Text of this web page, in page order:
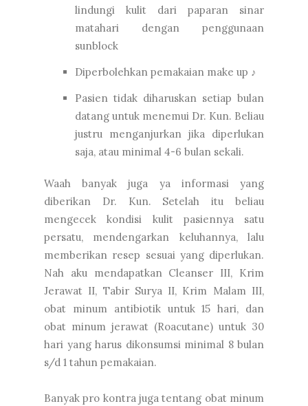
lindungi kulit dari paparan sinar
matahari dengan penggunaan
sunblock
Diperbolehkan pemakaian make up ♪
Pasien tidak diharuskan setiap bulan
datang untuk menemui Dr. Kun. Beliau
justru menganjurkan jika diperlukan
saja, atau minimal 4-6 bulan sekali.
Waah banyak juga ya informasi yang
diberikan Dr. Kun. Setelah itu beliau
mengecek kondisi kulit pasiennya satu
persatu, mendengarkan keluhannya, lalu
memberikan resep sesuai yang diperlukan.
Nah aku mendapatkan Cleanser III, Krim
Jerawat II, Tabir Surya II, Krim Malam III,
obat minum antibiotik untuk 15 hari, dan
obat minum jerawat (Roacutane) untuk 30
hari yang harus dikonsumsi minimal 8 bulan
s/d 1 tahun pemakaian.
Banyak pro kontra juga tentang obat minum